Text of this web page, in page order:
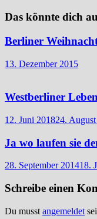
Das könnte dich
Berliner
13. Dezember 2015
Westberliner
12. Juni 201824.
Ja wo laufen sie
28. September 201418.
Schreibe einen
Du musst angemeldet